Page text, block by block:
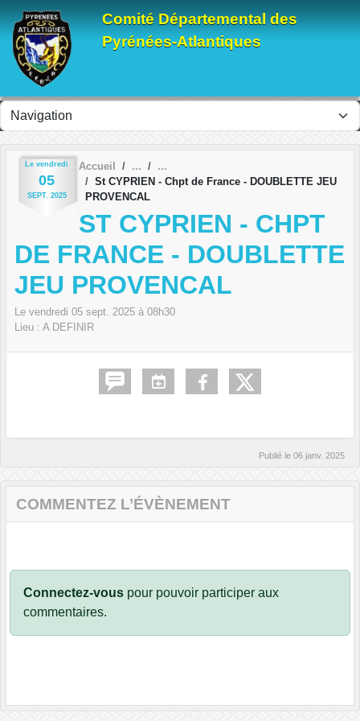
Comité Départemental des
Pyrénées-Atlantiques
Le vendredi
05
SEPT. 2025
Accueil
St CYPRIEN - Chpt de France - DOUBLETTE JEU
PROVENCAL
ST CYPRIEN - CHPT
DE FRANCE - DOUBLETTE
JEU PROVENCAL
Le vendredi 05 sept. 2025 à 08h30
Lieu : A DEFINIR
Publié le 06 janv. 2025
COMMENTEZ L’ÉVÈNEMENT
Connectez-vous pour pouvoir participer aux
commentaires.
Panneau de gestion des cookies